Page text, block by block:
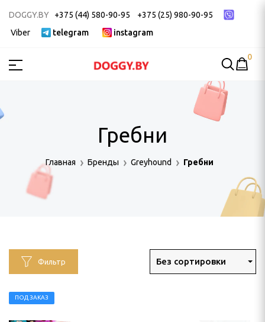
DOGGY.BY +375 (44) 580-90-95
+375 (25) 980-90-95
Viber
telegram instagram
ГРУМИНГА
тримминга
0
Гребни
Главная Бренды Greyhound Гребни
Фильтр Без сортировки
ПОД ЗАКАЗ